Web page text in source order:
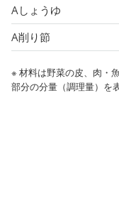
Aしょうゆ
A削り節
※ 材料は野菜の皮、肉・
部分の分量（調理量）を